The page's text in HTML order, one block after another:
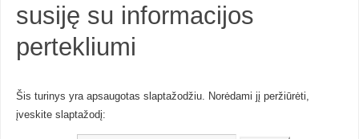
susiję su informacijos
pertekliumi
Šis turinys yra apsaugotas slaptažodžiu. Norėdami jį peržiūrėti,
įveskite slaptažodį: